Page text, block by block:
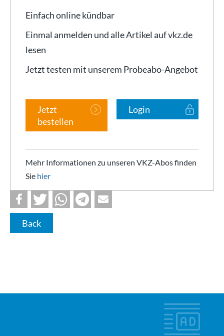
Einfach online kündbar
Einmal anmelden und alle Artikel auf vkz.de
lesen
Jetzt testen mit unserem Probeabo-Angebot
Jetzt
bestellen
Login
Mehr Informationen zu unseren VKZ-Abos finden
Sie hier
Back